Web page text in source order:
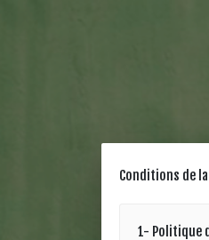
Conditions de
1- Politique